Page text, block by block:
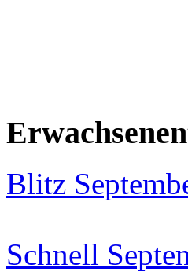
Blitz
Schnell